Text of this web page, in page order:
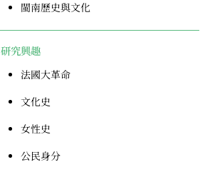
閩南歷史與文化
研究興趣
法國大革命
文化史
女性史
公民身分